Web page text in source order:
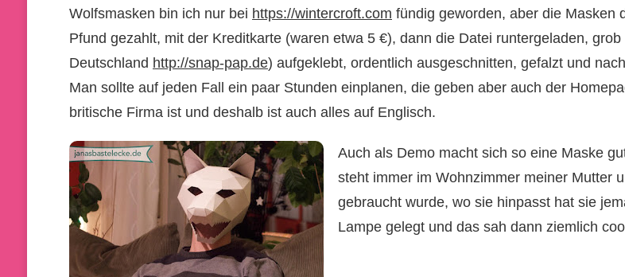
Wolfsmasken bin ich nur bei https://wintercroft.com fündig geworden, aber die Masken
Pfund gezahlt, mit der Kreditkarte (waren etwa 5 €), dann die Datei runtergeladen,
Deutschland http://snap-pap.de) aufgeklebt, ordentlich ausgeschnitten, gefalzt und
Man sollte auf jeden Fall ein paar Stunden einplanen, die geben aber auch der
britische Firma ist und deshalb ist auch alles auf Englisch.
Auch als Demo macht sich so eine Maske
steht immer im Wohnzimmer meiner Mutter
gebraucht wurde, wo sie hinpasst hat sie
Lampe gelegt und das sah dann ziemlich